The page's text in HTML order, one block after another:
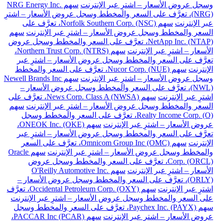
وسجل عروض الأسعار – اشترِ عبر الإنترنت
سهم NRG Energy Inc.
(NRG)، تعرَّف على السعر والمخطط وسجل عروض الأسعار – اشترِ
عبر الإنترنت
سهم Norfolk Southern Corp. (NSC)، تعرَّف على
السعر والمخطط وسجل عروض الأسعار – اشترِ عبر الإنترنت سهم
NetApp Inc. (NTAP)، تعرَّف على السعر والمخطط وسجل عروض
الأسعار – اشترِ عبر الإنترنت
سهم Northern Trust Corp. (NTRS)،
تعرَّف على السعر والمخطط وسجل عروض الأسعار – اشترِ عبر
الإنترنت
سهم Nucor Corp. (NUE)، تعرَّف على السعر والمخطط
وسجل عروض الأسعار – اشترِ عبر الإنترنت
سهم Newell Brands Inc
(NWL)، تعرَّف على السعر والمخطط وسجل عروض الأسعار –
اشترِ عبر الإنترنت
سهم News Corp. Class A (NWSA)، تعرَّف على
السعر والمخطط وسجل عروض الأسعار – اشترِ عبر الإنترنت سهم
Realty Income Corp. (O)، تعرَّف على السعر والمخطط وسجل
عروض الأسعار – اشترِ عبر الإنترنت
سهم ONEOK Inc. (OKE)،
تعرَّف على السعر والمخطط وسجل عروض الأسعار – اشترِ عبر
الإنترنت
سهم Omnicom Group Inc (OMC)، تعرَّف على السعر
والمخطط وسجل عروض الأسعار – اشترِ عبر الإنترنت
سهم Oracle
Corp. (ORCL)، تعرَّف على السعر والمخطط وسجل عروض
الأسعار – اشترِ عبر الإنترنت
سهم O'Reilly Automotive Inc.
(ORLY)، تعرَّف على السعر والمخطط وسجل عروض الأسعار –
اشترِ عبر الإنترنت
سهم Occidental Petroleum Corp. (OXY)، تعرَّف
على السعر والمخطط وسجل عروض الأسعار – اشترِ عبر الإنترنت
سهم Paychex Inc. (PAYX)، تعرَّف على السعر والمخطط وسجل
عروض الأسعار – اشترِ عبر الإنترنت
سهم PACCAR Inc (PCAR)،